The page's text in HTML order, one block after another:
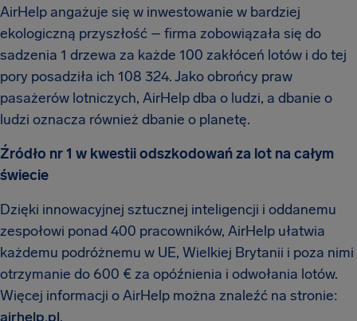
AirHelp angażuje się w inwestowanie w bardziej
ekologiczną przyszłość – firma zobowiązała się do
sadzenia 1 drzewa za każde 100 zakłóceń lotów i do tej
pory posadziła ich 108 324. Jako obrońcy praw
pasażerów lotniczych, AirHelp dba o ludzi, a dbanie o
ludzi oznacza również dbanie o planetę.
Źródło nr 1 w kwestii odszkodowań za lot na całym
świecie
Dzięki innowacyjnej sztucznej inteligencji i oddanemu
zespołowi ponad 400 pracowników, AirHelp ułatwia
każdemu podróżnemu w UE, Wielkiej Brytanii i poza nimi
otrzymanie do 600 € za opóźnienia i odwołania lotów.
Więcej informacji o AirHelp można znaleźć na stronie:
airhelp.pl.